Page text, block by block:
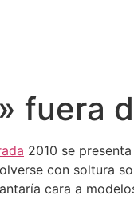
fuera
2010 se
con soltura
cara a